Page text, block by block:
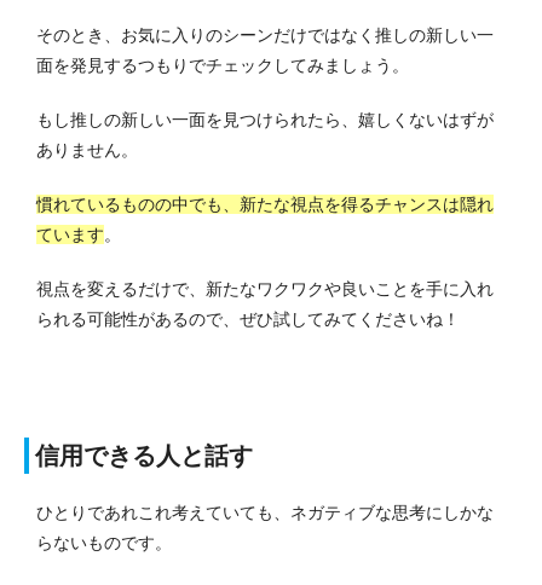
そのとき、お気に入りのシーンだけではなく推しの新しい一
面を発見するつもりでチェックしてみましょう。
もし推しの新しい一面を見つけられたら、嬉しくないはずが
ありません。
慣れているものの中でも、新たな視点を得るチャンスは隠れ
ています。
視点を変えるだけで、新たなワクワクや良いことを手に入れ
られる可能性があるので、ぜひ試してみてくださいね！
信用できる人と話す
ひとりであれこれ考えていても、ネガティブな思考にしかな
らないものです。